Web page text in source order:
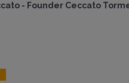
- Founder Ceccato